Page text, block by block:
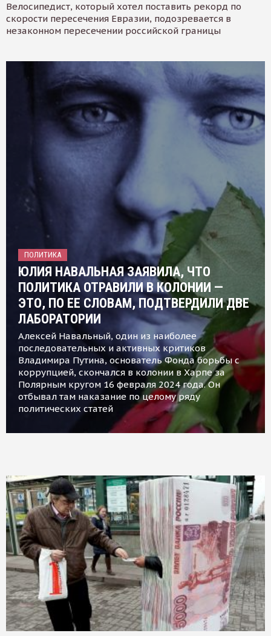
Велосипедист, который хотел поставить рекорд по
скорости пересечения Евразии, подозревается в
незаконном пересечении российской границы
ПОЛИТИКА
ЮЛИЯ НАВАЛЬНАЯ ЗАЯВИЛА, ЧТО
ПОЛИТИКА ОТРАВИЛИ В КОЛОНИИ —
ЭТО, ПО ЕЕ СЛОВАМ, ПОДТВЕРДИЛИ ДВЕ
ЛАБОРАТОРИИ
Алексей Навальный, один из наиболее
последовательных и активных критиков
Владимира Путина, основатель Фонда борьбы с
коррупцией, скончался в колонии в Харпе за
Полярным кругом 16 февраля 2024 года. Он
отбывал там наказание по целому ряду
политических статей